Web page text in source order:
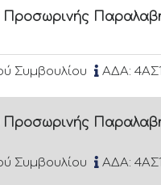
Προσωρινής
Συμβουλίου ΑΔΑ:
Προσωρινής
Συμβουλίου ΑΔΑ: